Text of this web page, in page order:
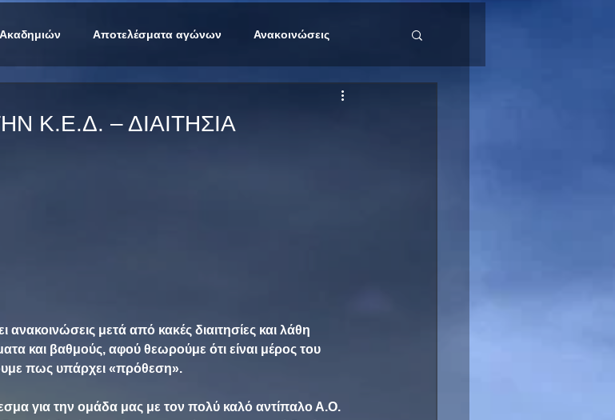
Αποτελέσματα αγώνων Ανακοινώσεις
Κ.Ε.Δ. – ΔΙΑIΤΗΣΙΑ
ανακοινώσεις μετά από κακές διαιτησίες και λάθη
και βαθμούς, αφού θεωρούμε ότι είναι μέρος του
πως υπάρχει «πρόθεση».
για την ομάδα μας με τον πολύ καλό αντίπαλο Α.Ο.